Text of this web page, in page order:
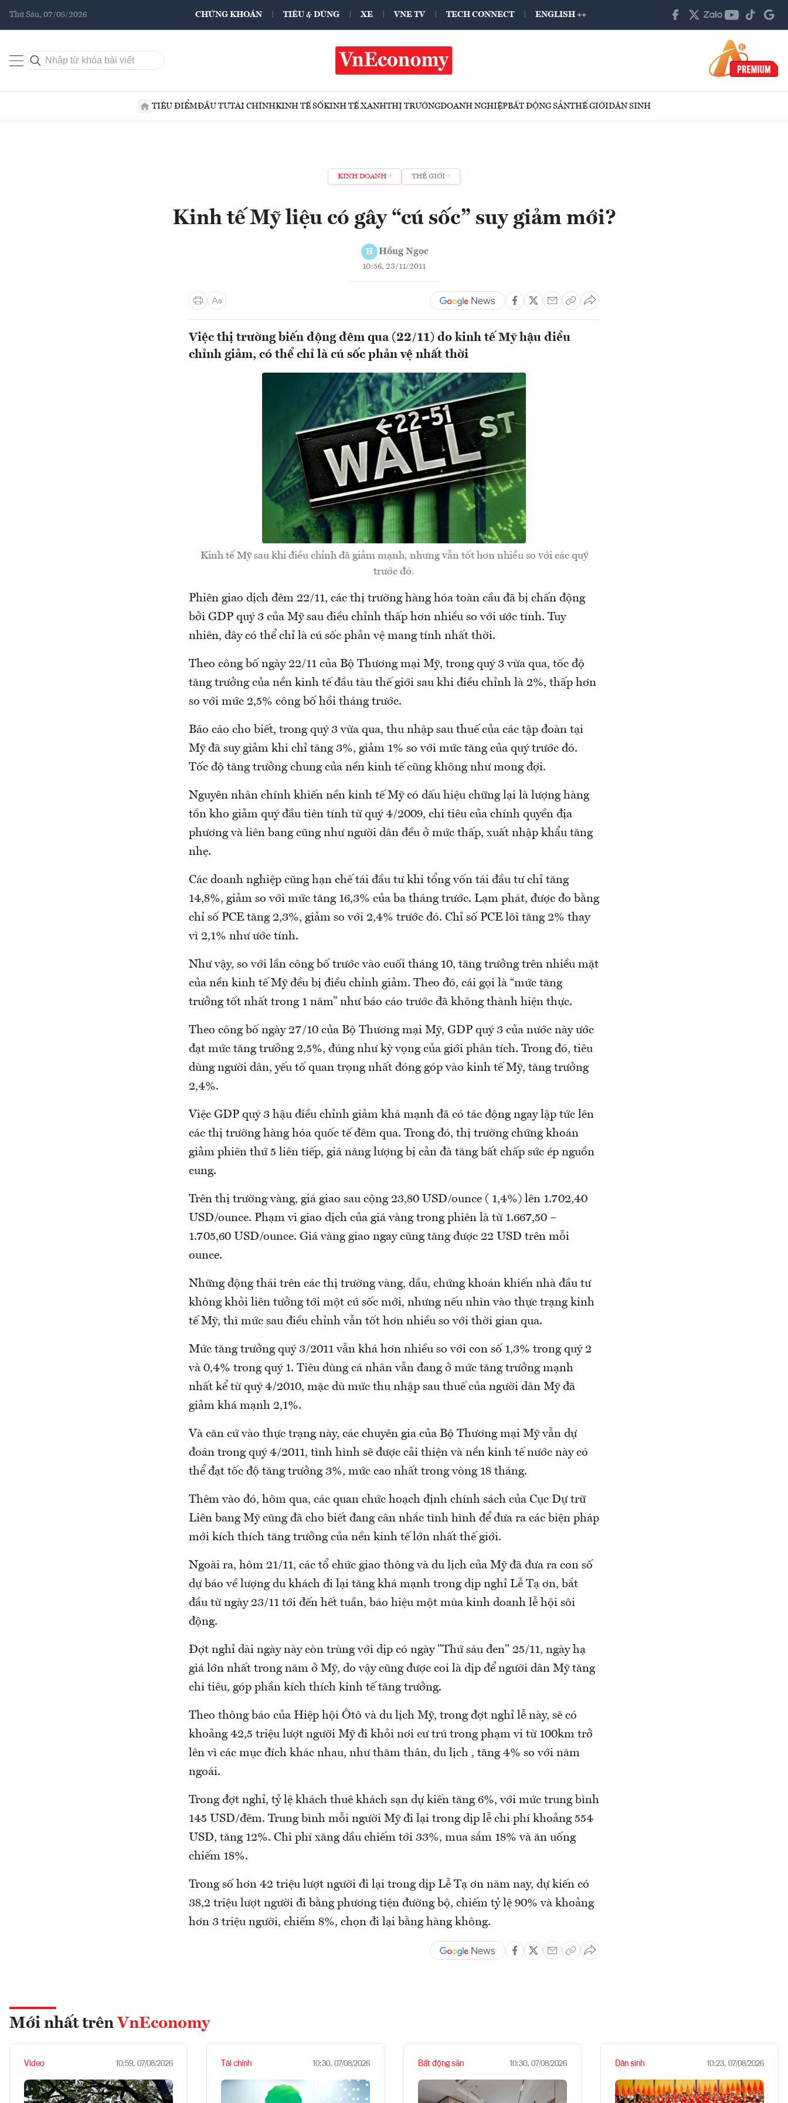
Thứ Sáu, 07/08/2026 CHỨNG KHOÁN TIÊU & DÙNG XE VNE TV TECH CONNECT ENGLISH ++
TIÊU ĐIỂMĐẦU TƯTÀI CHÍNHKINH TẾ SỐKINH TẾ XANHTHỊ TRƯỜNGDOANH NGHIỆPBẤT ĐỘNG SẢNTHẾ GIỚIDÂN SINH
KINH DOANH THẾ GIỚI
Kinh tế Mỹ liệu có gây “cú sốc” suy giảm mới?
H Hồng Ngọc
10:56, 23/11/2011
Việc thị trường biến động đêm qua (22/11) do kinh tế Mỹ hậu điều
chỉnh giảm, có thể chỉ là cú sốc phản vệ nhất thời
Kinh tế Mỹ sau khi điều chỉnh đã giảm mạnh, nhưng vẫn tốt hơn nhiều so với các quý
trước đó.
Phiên giao dịch đêm 22/11, các thị trường hàng hóa toàn cầu đã bị chấn động
bởi GDP quý 3 của Mỹ sau điều chỉnh thấp hơn nhiều so với ước tính. Tuy
nhiên, đây có thể chỉ là cú sốc phản vệ mang tính nhất thời.
Theo công bố ngày 22/11 của Bộ Thương mại Mỹ, trong quý 3 vừa qua, tốc độ
tăng trưởng của nền kinh tế đầu tàu thế giới sau khi điều chỉnh là 2%, thấp hơn
so với mức 2,5% công bố hồi tháng trước.
Báo cáo cho biết, trong quý 3 vừa qua, thu nhập sau thuế của các tập đoàn tại
Mỹ đã suy giảm khi chỉ tăng 3%, giảm 1% so với mức tăng của quý trước đó.
Tốc độ tăng trưởng chung của nền kinh tế cũng không như mong đợi.
Nguyên nhân chính khiến nền kinh tế Mỹ có dấu hiệu chững lại là lượng hàng
tồn kho giảm quý đầu tiên tính từ quý 4/2009, chi tiêu của chính quyền địa
phương và liên bang cũng như người dân đều ở mức thấp, xuất nhập khẩu tăng
nhẹ.
Các doanh nghiệp cũng hạn chế tái đầu tư khi tổng vốn tái đầu tư chỉ tăng
14,8%, giảm so với mức tăng 16,3% của ba tháng trước. Lạm phát, được đo bằng
chỉ số PCE tăng 2,3%, giảm so với 2,4% trước đó. Chỉ số PCE lõi tăng 2% thay
vì 2,1% như ước tính.
Như vậy, so với lần công bố trước vào cuối tháng 10, tăng trưởng trên nhiều mặt
của nền kinh tế Mỹ đều bị điều chỉnh giảm. Theo đó, cái gọi là “mức tăng
trưởng tốt nhất trong 1 năm” như báo cáo trước đã không thành hiện thực.
Theo công bố ngày 27/10 của Bộ Thương mại Mỹ, GDP quý 3 của nước này ước
đạt mức tăng trưởng 2,5%, đúng như kỳ vọng của giới phân tích. Trong đó, tiêu
dùng người dân, yếu tố quan trọng nhất đóng góp vào kinh tế Mỹ, tăng trưởng
2,4%.
Việc GDP quý 3 hậu điều chỉnh giảm khá mạnh đã có tác động ngay lập tức lên
các thị trường hàng hóa quốc tế đêm qua. Trong đó, thị trường chứng khoán
giảm phiên thứ 5 liên tiếp, giá năng lượng bị cản đà tăng bất chấp sức ép nguồn
cung.
Trên thị trường vàng, giá giao sau cộng 23,80 USD/ounce ( 1,4%) lên 1.702,40
USD/ounce. Phạm vi giao dịch của giá vàng trong phiên là từ 1.667,50 –
1.705,60 USD/ounce. Giá vàng giao ngay cũng tăng được 22 USD trên mỗi
ounce.
Những động thái trên các thị trường vàng, dầu, chứng khoán khiến nhà đầu tư
không khỏi liên tưởng tới một cú sốc mới, nhưng nếu nhìn vào thực trạng kinh
tế Mỹ, thì mức sau điều chỉnh vẫn tốt hơn nhiều so với thời gian qua.
Mức tăng trưởng quý 3/2011 vẫn khá hơn nhiều so với con số 1,3% trong quý 2
và 0,4% trong quý 1. Tiêu dùng cá nhân vẫn đang ở mức tăng trưởng mạnh
nhất kể từ quý 4/2010, mặc dù mức thu nhập sau thuế của người dân Mỹ đã
giảm khá mạnh 2,1%.
Và căn cứ vào thực trạng này, các chuyên gia của Bộ Thương mại Mỹ vẫn dự
đoán trong quý 4/2011, tình hình sẽ được cải thiện và nền kinh tế nước này có
thể đạt tốc độ tăng trưởng 3%, mức cao nhất trong vòng 18 tháng.
Thêm vào đó, hôm qua, các quan chức hoạch định chính sách của Cục Dự trữ
Liên bang Mỹ cũng đã cho biết đang cân nhắc tình hình để đưa ra các biện pháp
mới kích thích tăng trưởng của nền kinh tế lớn nhất thế giới.
Ngoài ra, hôm 21/11, các tổ chức giao thông và du lịch của Mỹ đã đưa ra con số
dự báo về lượng du khách đi lại tăng khá mạnh trong dịp nghỉ Lễ Tạ ơn, bắt
đầu từ ngày 23/11 tới đến hết tuần, báo hiệu một mùa kinh doanh lễ hội sôi
động.
Đợt nghỉ dài ngày này còn trùng với dịp có ngày "Thứ sáu đen" 25/11, ngày hạ
giá lớn nhất trong năm ở Mỹ, do vậy cũng được coi là dịp để người dân Mỹ tăng
chi tiêu, góp phần kích thích kinh tế tăng trưởng.
Theo thông báo của Hiệp hội Ôtô và du lịch Mỹ, trong đợt nghỉ lễ này, sẽ có
khoảng 42,5 triệu lượt người Mỹ đi khỏi nơi cư trú trong phạm vi từ 100km trở
lên vì các mục đích khác nhau, như thăm thân, du lịch , tăng 4% so với năm
ngoái.
Trong đợt nghỉ, tỷ lệ khách thuê khách sạn dự kiến tăng 6%, với mức trung bình
145 USD/đêm. Trung bình mỗi người Mỹ đi lại trong dịp lễ chi phí khoảng 554
USD, tăng 12%. Chi phí xăng dầu chiếm tới 33%, mua sắm 18% và ăn uống
chiếm 18%.
Trong số hơn 42 triệu lượt người đi lại trong dịp Lễ Tạ ơn năm nay, dự kiến có
38,2 triệu lượt người đi bằng phương tiện đường bộ, chiếm tỷ lệ 90% và khoảng
hơn 3 triệu người, chiếm 8%, chọn đi lại bằng hàng không.
Mới nhất trên VnEconomy
Video 10:59, 07/08/2026 Tài chính 10:30, 07/08/2026 Bất động sản 10:30, 07/08/2026 Dân sinh 10:23, 07/08/2026